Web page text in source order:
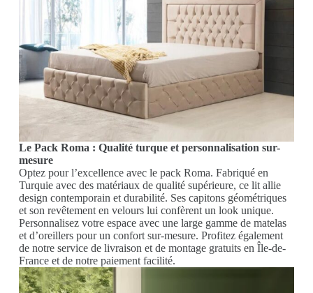
Le Pack Roma : Qualité turque et personnalisation sur-
mesure
Optez pour l’excellence avec le pack Roma. Fabriqué en
Turquie avec des matériaux de qualité supérieure, ce lit allie
design contemporain et durabilité. Ses capitons géométriques
et son revêtement en velours lui confèrent un look unique.
Personnalisez votre espace avec une large gamme de matelas
et d’oreillers pour un confort sur-mesure. Profitez également
de notre service de livraison et de montage gratuits en Île-de-
France et de notre paiement facilité.